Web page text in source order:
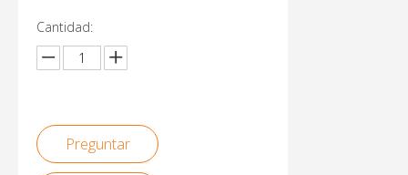
Cantidad:
Preguntar